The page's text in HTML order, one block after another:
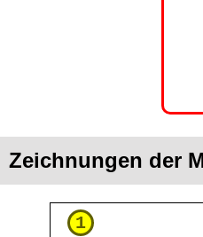
Zeichnungen der
1